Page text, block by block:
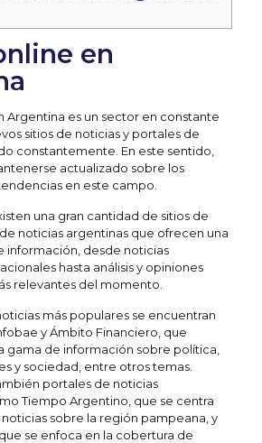
en
Argentina es un sector en constante
sitios de noticias y portales de
constantemente. En este sentido,
actualizado sobre los
en este campo.
una gran cantidad de sitios de
noticias argentinas que ofrecen una
información, desde noticias
hasta análisis y opiniones
relevantes del momento.
más populares se encuentran
y Ámbito Financiero, que
gama de información sobre política,
y sociedad, entre otros temas.
portales de noticias
Tiempo Argentino, que se centra
sobre la región pampeana, y
se enfoca en la cobertura de